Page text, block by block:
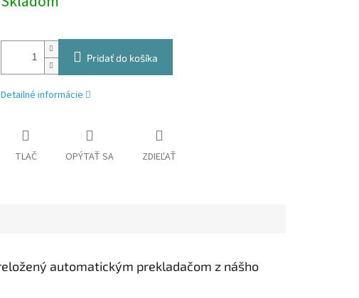
Pridať do košíka
Detailné informácie
TLAČ OPÝTAŤ SA ZDIEĽAŤ